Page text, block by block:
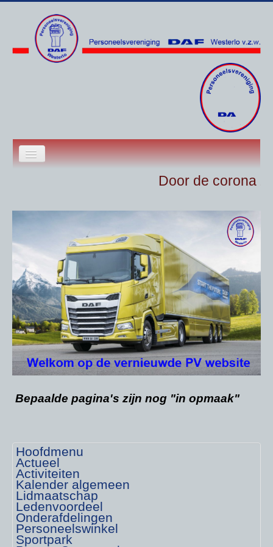
Het bestuur
Contact
Door de corona
Bepaalde pagina's zijn nog "in opmaak"
Hoofdmenu
Actueel
Activiteiten
Kalender algemeen
Lidmaatschap
Ledenvoordeel
Onderafdelingen
Personeelswinkel
Sportpark